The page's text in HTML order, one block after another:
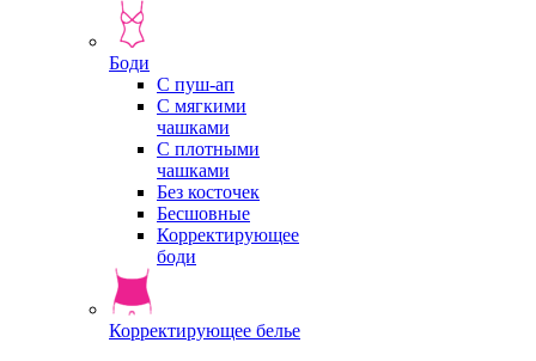
Боди
С пуш-ап
С мягкими
чашками
С плотными
чашками
Без косточек
Бесшовные
Корректирующее
боди
Корректирующее белье